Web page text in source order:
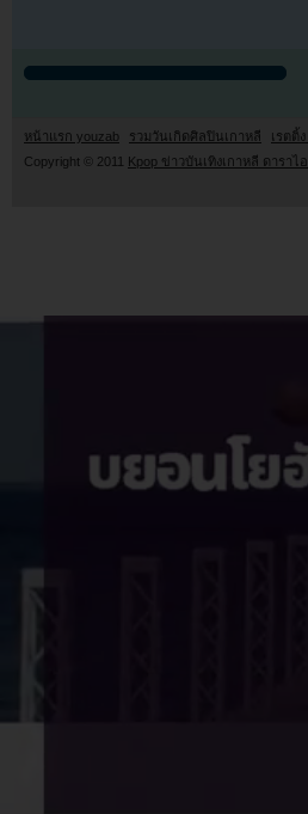
หน้าแรก youzab รวมวันเกิดศิลปินเกาหลี เรตติ้
Copyright © 2011 Kpop ข่าวบันเทิงเกาหลี ดารา